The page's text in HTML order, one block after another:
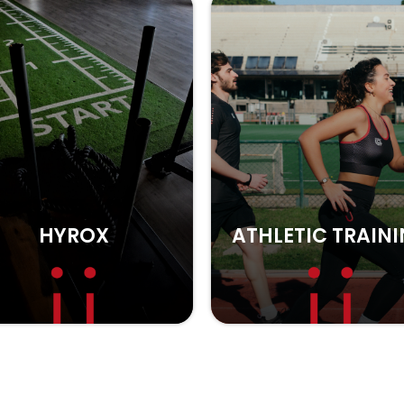
TRAINING SALA PESI